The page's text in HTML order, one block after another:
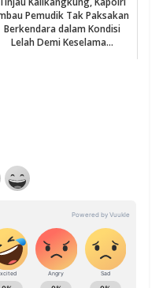
Pemudik Tak Paksakan
Berkendara dalam Kondisi
Lelah Demi Keselama...